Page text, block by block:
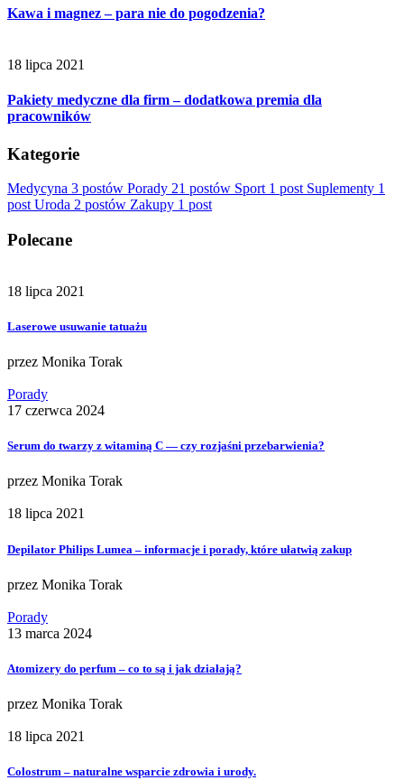
Kawa i magnez – para nie do pogodzenia?
18 lipca 2021
Pakiety medyczne dla firm – dodatkowa premia dla
pracowników
Kategorie
Medycyna 3 postów Porady 21 postów Sport 1 post Suplementy 1
post Uroda 2 postów Zakupy 1 post
Polecane
18 lipca 2021
Laserowe usuwanie tatuażu
przez Monika Torak
Porady
17 czerwca 2024
Serum do twarzy z witaminą C — czy rozjaśni przebarwienia?
przez Monika Torak
18 lipca 2021
Depilator Philips Lumea – informacje i porady, które ułatwią zakup
przez Monika Torak
Porady
13 marca 2024
Atomizery do perfum – co to są i jak działają?
przez Monika Torak
18 lipca 2021
Colostrum – naturalne wsparcie zdrowia i urody.